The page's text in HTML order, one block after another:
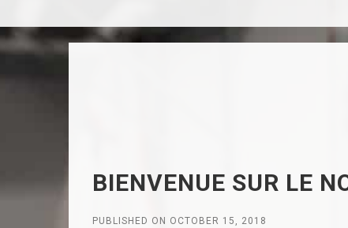
BIENVENUE SUR LE
PUBLISHED ON OCTOBER 15, 2018